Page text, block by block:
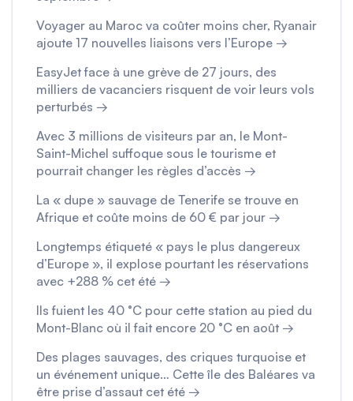
Voyager au Maroc va coûter moins cher, Ryanair
ajoute 17 nouvelles liaisons vers l’Europe →
EasyJet face à une grève de 27 jours, des
milliers de vacanciers risquent de voir leurs vols
perturbés →
Avec 3 millions de visiteurs par an, le Mont-
Saint-Michel suffoque sous le tourisme et
pourrait changer les règles d’accès →
La « dupe » sauvage de Tenerife se trouve en
Afrique et coûte moins de 60 € par jour →
Longtemps étiqueté « pays le plus dangereux
d’Europe », il explose pourtant les réservations
avec +288 % cet été →
Ils fuient les 40 °C pour cette station au pied du
Mont-Blanc où il fait encore 20 °C en août →
Des plages sauvages, des criques turquoise et
un événement unique… Cette île des Baléares va
être prise d’assaut cet été →